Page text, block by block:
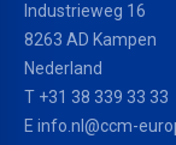
Industrieweg 16
8263 AD Kampen
Nederland
T +31 38 339 33 33
E info.nl@ccm-